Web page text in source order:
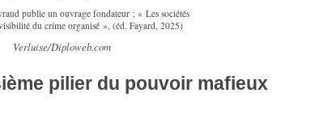
publie un ouvrage fondateur : « Les sociétés
du crime organisé », (éd. Fayard, 2025)
Verluise/Diploweb.com
pilier du pouvoir mafieux